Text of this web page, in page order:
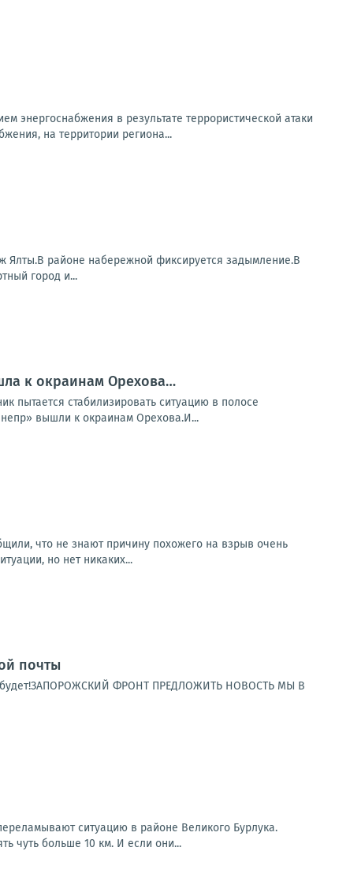
в результате террористической атаки
на территории региона...
Ялты.В районе набережной фиксируется задымление.В
город и...
к окраинам Орехова…
пытается стабилизировать ситуацию в полосе
вышли к окраинам Орехова.И...
что не знают причину похожего на взрыв очень
но нет никаких...
почты
будет!ЗАПОРОЖСКИЙ ФРОНТ ПРЕДЛОЖИТЬ НОВОСТЬ МЫ В
ситуацию в районе Великого Бурлука.
чуть больше 10 км. И если они...